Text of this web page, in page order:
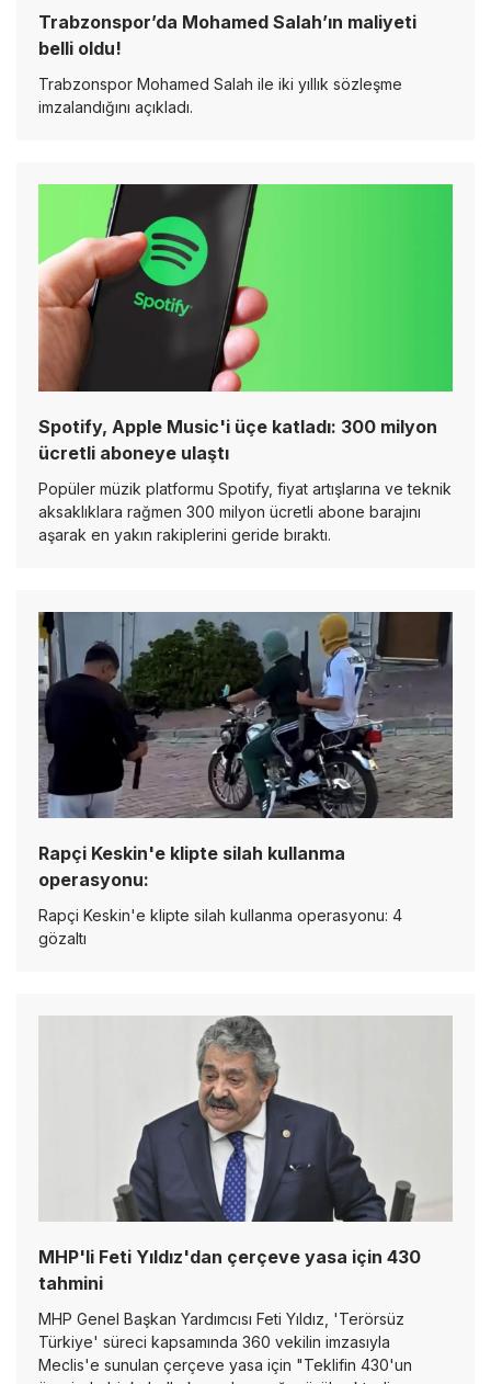
Trabzonspor’da Mohamed Salah’ın maliyeti
belli oldu!
Trabzonspor Mohamed Salah ile iki yıllık sözleşme
imzalandığını açıkladı.
Spotify, Apple Music'i üçe katladı: 300 milyon
ücretli aboneye ulaştı
Popüler müzik platformu Spotify, fiyat artışlarına ve teknik
aksaklıklara rağmen 300 milyon ücretli abone barajını
aşarak en yakın rakiplerini geride bıraktı.
Rapçi Keskin'e klipte silah kullanma
operasyonu:
Rapçi Keskin'e klipte silah kullanma operasyonu: 4
gözaltı
MHP'li Feti Yıldız'dan çerçeve yasa için 430
tahmini
MHP Genel Başkan Yardımcısı Feti Yıldız, 'Terörsüz
Türkiye' süreci kapsamında 360 vekilin imzasıyla
Meclis'e sunulan çerçeve yasa için "Teklifin 430'un